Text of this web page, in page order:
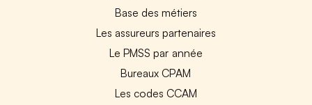
Base des métiers
Les assureurs partenaires
Le PMSS par année
Bureaux CPAM
Les codes CCAM